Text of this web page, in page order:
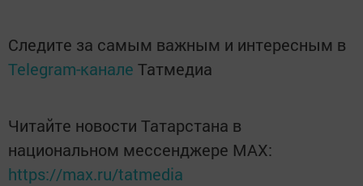
Следите за самым важным и интересным в
Telegram-канале Татмедиа
Читайте новости Татарстана в
национальном мессенджере MАХ:
https://max.ru/tatmedia